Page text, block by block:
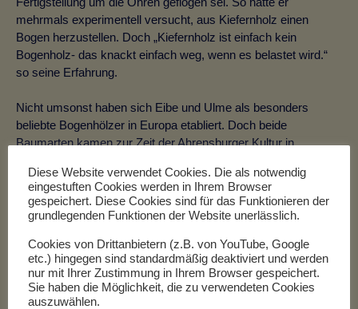
mehrmals experimentell versucht, aus Kiefernholz einen
Bogen herzustellen. Doch „Kiefernholz ist einfach kein
Bogenholz- das knackt einfach weg, wenn es belastet wird.“
so seine Erfahrung.
Nicht umsonst haben sich Eibe und Ulme als besonders
beliebte Bogenhölzer in Europa etabliert. Doch beide
Baumarten kamen zur Zeit der Ahrensburger Kultur in
Hölzer verwenden, die damals verfügbar waren.
Ein gewagtes Experiment, denn ob die von Harm Paulsen
zeigen, wenn der Bogen fertig ist und zum ersten Mal
gespannt wird.
Während Harm Paulsen seinen Bogen geduldig
Diese Website verwendet Cookies. Die als notwendig
eingestuften Cookies werden in Ihrem Browser
gespeichert. Diese Cookies sind für das Funktionieren der
grundlegenden Funktionen der Website unerlässlich.
Cookies von Drittanbietern (z.B. von YouTube, Google
etc.) hingegen sind standardmäßig deaktiviert und werden
nur mit Ihrer Zustimmung in Ihrem Browser gespeichert.
Sie haben die Möglichkeit, die zu verwendeten Cookies
auszuwählen.